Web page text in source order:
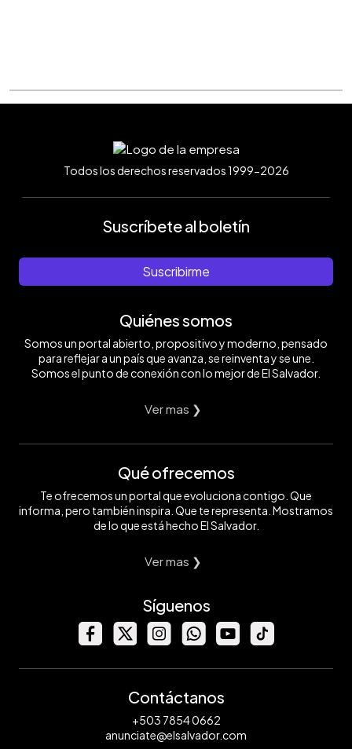
Todos los derechos reservados 1999-2026
Suscríbete al boletín
Suscribirme
Quiénes somos
Somos un portal abierto, propositivo y moderno, pensado
para reflejar a un país que avanza, se reinventa y se une.
Somos el punto de conexión con lo mejor de El Salvador.
Ver mas ❯
Qué ofrecemos
Te ofrecemos un portal que evoluciona contigo. Que
informa, pero también inspira. Que te representa. Mostramos
de lo que está hecho El Salvador.
Ver mas ❯
Síguenos
Contáctanos
+503 7854 0662
anunciate@elsalvador.com